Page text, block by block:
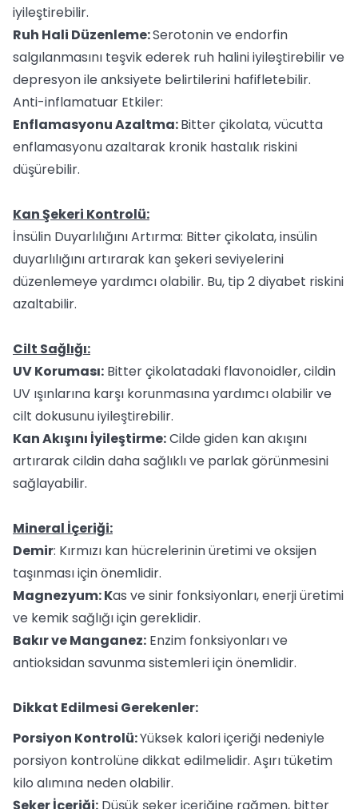
iyileştirebilir.
Ruh Hali Düzenleme:Serotonin ve endorfin
salgılanmasını teşvik ederek ruh halini iyileştirebilir ve
depresyon ile anksiyete belirtilerini hafifletebilir.
Anti-inflamatuar Etkiler:
Enflamasyonu Azaltma:Bitter çikolata, vücutta
enflamasyonu azaltarak kronik hastalık riskini
düşürebilir.
Kan Şekeri Kontrolü:
İnsülin Duyarlılığını Artırma: Bitter çikolata, insülin
duyarlılığını artırarak kan şekeri seviyelerini
düzenlemeye yardımcı olabilir. Bu, tip 2 diyabet riskini
azaltabilir.
Cilt Sağlığı:
UV Koruması: Bitter çikolatadaki flavonoidler, cildin
UV ışınlarına karşı korunmasına yardımcı olabilir ve
cilt dokusunu iyileştirebilir.
Kan Akışını İyileştirme:Cilde giden kan akışını
artırarak cildin daha sağlıklı ve parlak görünmesini
sağlayabilir.
Mineral İçeriği:
Demir: Kırmızı kan hücrelerinin üretimi ve oksijen
taşınması için önemlidir.
Magnezyum: Kas ve sinir fonksiyonları, enerji üretimi
ve kemik sağlığı için gereklidir.
Bakır ve Manganez: Enzim fonksiyonları ve
antioksidan savunma sistemleri için önemlidir.
Dikkat Edilmesi Gerekenler:
Porsiyon Kontrolü:Yüksek kalori içeriği nedeniyle
porsiyon kontrolüne dikkat edilmelidir. Aşırı tüketim
kilo alımına neden olabilir.
Şeker İçeriği: Düşük şeker içeriğine rağmen, bitter